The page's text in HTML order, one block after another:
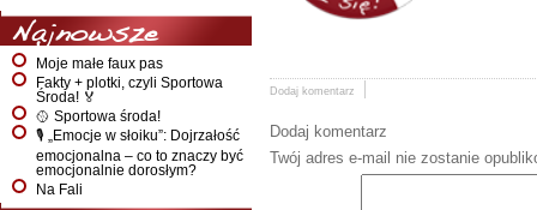
Najnowsze
Moje małe faux pas
Fakty + plotki, czyli Sportowa
Środa! 🏅
🥎 Sportowa środa!
🎙️ „Emocje w słoiku”: Dojrzałość
emocjonalna – co to znaczy być
emocjonalnie dorosłym?
Na Fali
Dodaj komentarz
Dodaj komentarz
Twój adres e-mail nie zostanie